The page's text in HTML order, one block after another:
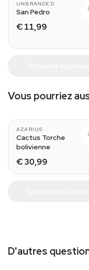
UNBRANDED
San Pedro
€ 11,99
Vous pourriez
AZARIUS
Cactus Torche
bolivienne
€ 30,99
D'autres